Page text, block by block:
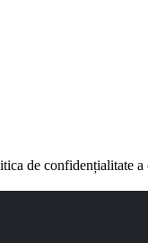
de confidențialitate a